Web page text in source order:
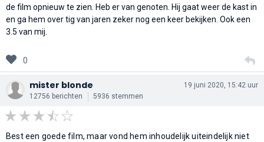
de film opnieuw te zien. Heb er van genoten. Hij gaat weer de kast in
en ga hem over tig van jaren zeker nog een keer bekijken. Ook een
3.5 van mij.
0
mister blonde
12756 berichten 5936 stemmen
19 juni 2020, 15:42 uur
Best een goede film, maar vond hem inhoudelijk uiteindelijk niet